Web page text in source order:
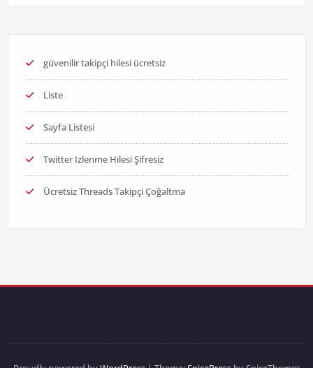
güvenilir takipçi hilesi ücretsiz
Liste
Sayfa Listesi
Twitter Izlenme Hilesi Şifresiz
Ücretsiz Threads Takipçi Çoğaltma